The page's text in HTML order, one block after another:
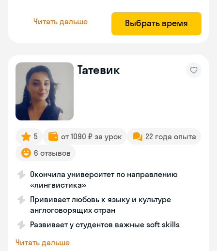
Читать дальше Выбрать время
Татевик
5 от 1090 ₽ за урок
22 года опыта
6 отзывов
Окончила университет по направлению
«лингвистика»
Прививает любовь к языку и культуре
англоговорящих стран
Развивает у студентов важные soft skills
Читать дальше